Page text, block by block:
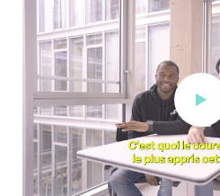
Découvrez le Mastère Marque,
avec André-Stéphane et